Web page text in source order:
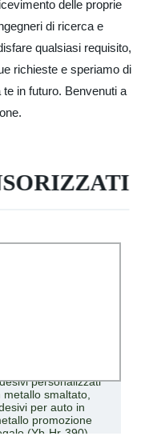
delle proprie
di ricerca e
qualsiasi requisito,
richieste e speriamo di
in futuro. Benvenuti a
personalizzati
metallo smaltato,
per auto in
promozione
(Yb-Hr-390)